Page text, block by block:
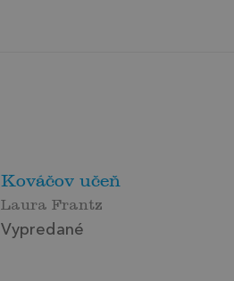
Kováčov učeň
Laura Frantz
Vypredané